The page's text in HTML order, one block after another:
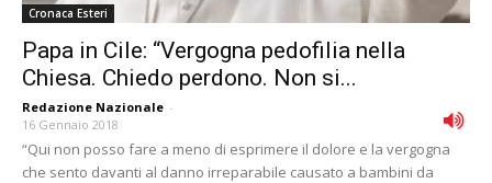
Cronaca Esteri
Papa in Cile: “Vergogna pedofilia nella
Chiesa. Chiedo perdono. Non si...
Redazione Nazionale -
16 Gennaio 2018
“Qui non posso fare a meno di esprimere il dolore e la vergogna
che sento davanti al danno irreparabile causato a bambini da